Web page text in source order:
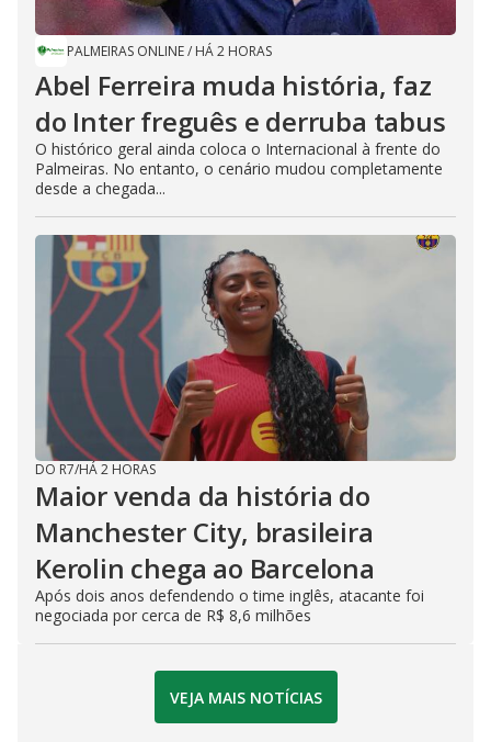
PALMEIRAS ONLINE/ HÁ 2 HORAS
Abel Ferreira muda história, faz
do Inter freguês e derruba tabus
O histórico geral ainda coloca o Internacional à frente do
Palmeiras. No entanto, o cenário mudou completamente
desde a chegada...
DO R7/HÁ 2 HORAS
Maior venda da história do
Manchester City, brasileira
Kerolin chega ao Barcelona
Após dois anos defendendo o time inglês, atacante foi
negociada por cerca de R$ 8,6 milhões
VEJA MAIS NOTÍCIAS